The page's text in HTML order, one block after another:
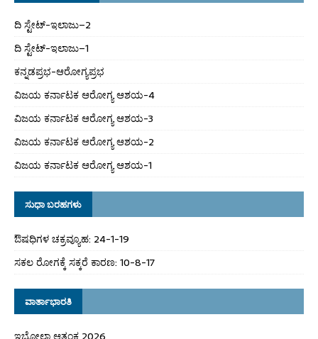
ದಿ ಸ್ಟೇಟ್‌-ಇಲಾಜು–2
ದಿ ಸ್ಟೇಟ್‌-ಇಲಾಜು–1
ಕನ್ನಡಪ್ರಭ-ಆರೋಗ್ಯಪ್ರಭ
ವಿಜಯ ಕರ್ನಾಟಕ ಆರೋಗ್ಯ ಆಶಯ-4
ವಿಜಯ ಕರ್ನಾಟಕ ಆರೋಗ್ಯ ಆಶಯ-3
ವಿಜಯ ಕರ್ನಾಟಕ ಆರೋಗ್ಯ ಆಶಯ-2
ವಿಜಯ ಕರ್ನಾಟಕ ಆರೋಗ್ಯ ಆಶಯ-1
ಸುಧಾ ಬರಹಗಳು
ಔಷಧಿಗಳ ಚಕ್ರವ್ಯೂಹ: 24-1-19
ಸಕಲ ರೋಗಕ್ಕೆ ಸಕ್ಕರೆ ಕಾರಣ: 10-8-17
ವಾರ್ತಾಭಾರತಿ